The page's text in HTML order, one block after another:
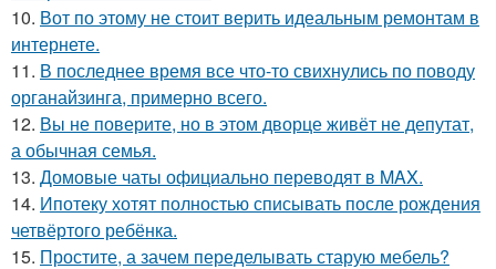
10. Вот по этому не стоит верить идеальным ремонтам в
интернете.
11. В последнее время все что-то свихнулись по поводу
органайзинга, примерно всего.
12. Вы не поверите, но в этом дворце живёт не депутат,
а обычная семья.
13. Домовые чаты официально переводят в MAX.
14. Ипотеку хотят полностью списывать после рождения
четвёртого ребёнка.
15. Простите, а зачем переделывать старую мебель?